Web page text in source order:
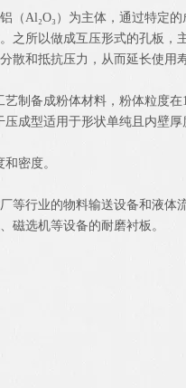
Al₂O₃）为主体，通过特定
之所以做成互压形式的孔板，
散和抵抗压力，从而延长使用寿
制备成粉体材料，粉体粒度在
成型适用于形状单纯且内壁
密度。
等行业的物料输送设备和液体
磁选机等设备的耐磨衬板。